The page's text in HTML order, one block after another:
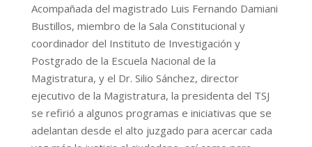
Acompañada del magistrado Luis Fernando Damiani
Bustillos, miembro de la Sala Constitucional y
coordinador del Instituto de Investigación y
Postgrado de la Escuela Nacional de la
Magistratura, y el Dr. Silio Sánchez, director
ejecutivo de la Magistratura, la presidenta del TSJ
se refirió a algunos programas e iniciativas que se
adelantan desde el alto juzgado para acercar cada